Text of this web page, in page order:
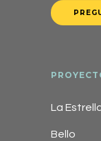
La
Bello